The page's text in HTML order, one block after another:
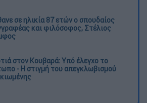
σε ηλικία 87 ετών ο σπουδαίος
και φιλόσοφος, Στέλιος
στον Κουβαρά: Υπό έλεγχο το
- Η στιγμή του απεγκλωβισμού